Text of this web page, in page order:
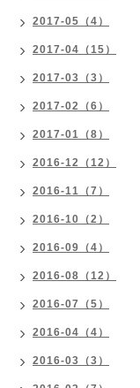
2017-05（4）
2017-04（15）
2017-03（3）
2017-02（6）
2017-01（8）
2016-12（12）
2016-11（7）
2016-10（2）
2016-09（4）
2016-08（12）
2016-07（5）
2016-04（4）
2016-03（3）